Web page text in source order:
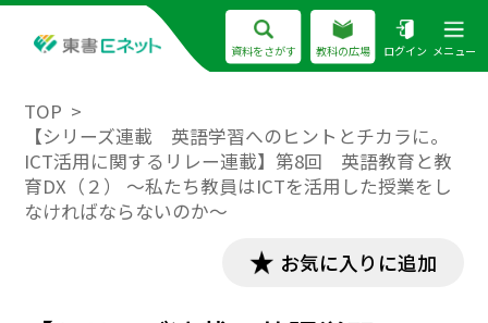
資料をさがす 教科の広場 ログイン メニュー
TOP
【シリーズ連載 英語学習へのヒントとチカラに。
ICT活用に関するリレー連載】第8回 英語教育と教
育DX（２） ～私たち教員はICTを活用した授業をし
なければならないのか～
お気に入りに追加